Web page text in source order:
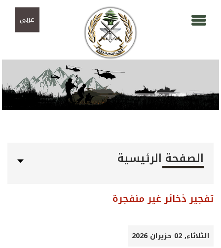
عربي
الصفحة الرئيسية
تفجير ذخائر غير منفجرة
الثلاثاء, 02 حزيران 2026